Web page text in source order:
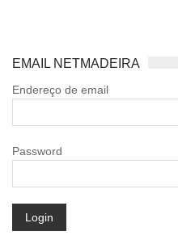
EMAIL NETMADEIRA
Endereço de email
Password
Login